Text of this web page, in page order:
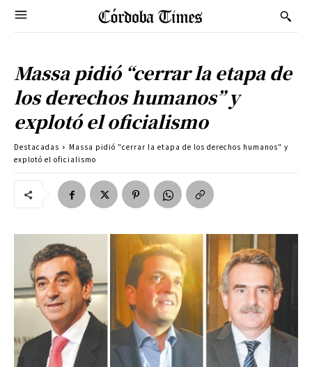
Massa pidió “cerrar la etapa de
los derechos humanos” y
explotó el oficialismo
Destacadas
Massa pidió "cerrar la etapa de los derechos humanos" y
explotó el oficialismo